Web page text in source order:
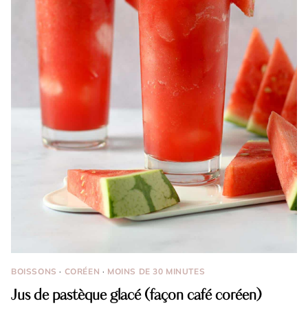
BOISSONS · CORÉEN · MOINS DE 30 MINUTES
Jus de pastèque glacé (façon café coréen)